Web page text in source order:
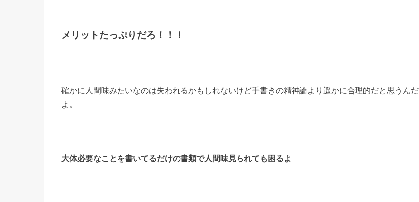
メリットたっぷりだろ！！！
確かに人間味みたいなのは失われるかもしれないけど手書きの精神論より遥かに合理的だと思うんだ
よ。
大体必要なことを書いてるだけの書類で人間味見られても困るよ